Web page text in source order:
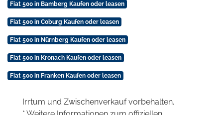
Fiat 500 in Bamberg Kaufen oder leasen
Fiat 500 in Coburg Kaufen oder leasen
Fiat 500 in Nürnberg Kaufen oder leasen
Fiat 500 in Kronach Kaufen oder leasen
Fiat 500 in Franken Kaufen oder leasen
Irrtum und Zwischenverkauf vorbehalten.